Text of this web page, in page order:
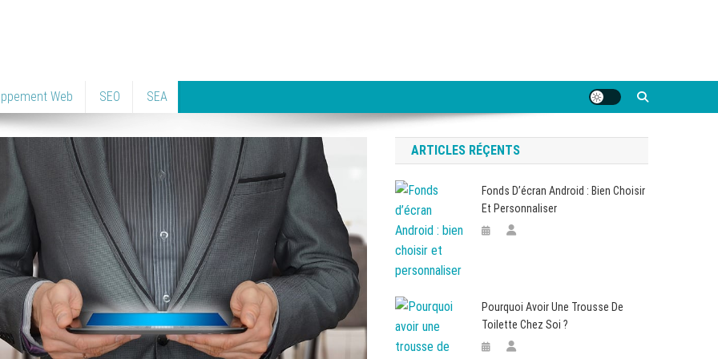
Web SEO SEA
ARTICLES RÉÇENTS
Fonds D’écran Android : Bien Choisir
Et Personnaliser
Pourquoi Avoir Une Trousse De
Toilette Chez Soi ?